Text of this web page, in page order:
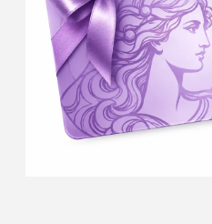
Это будет самый